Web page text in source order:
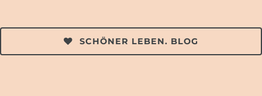
SCHÖNER LEBEN. BLOG